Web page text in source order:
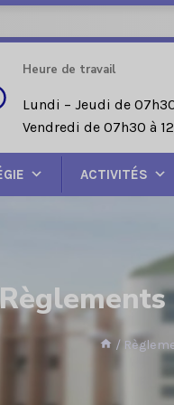
Heure de travail
Lundi – Jeudi de
Vendredi de 07h30 à
ACTIVITÉS
/